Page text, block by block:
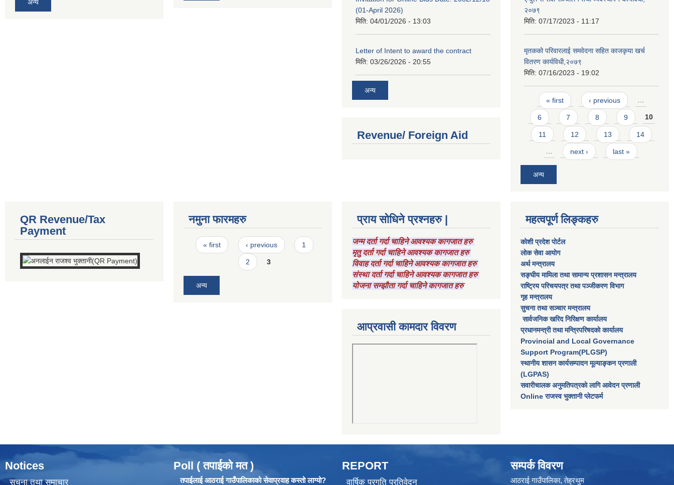
अन्य
(01-April 2026)
मिति: 04/01/2026 - 13:03
Letter of Intent to award the contract
मिति: 03/26/2026 - 20:55
अन्य
Revenue/ Foreign Aid
२०७९
मिति: 07/17/2023 - 11:17
मृतकको परिवारलाई समवेदना सहित काजकृया खर्च
वितरण कार्यविधी,२०७९
मिति: 07/16/2023 - 19:02
Pages
« first ‹ previous …
6 7 8 9 10
11 12 13 14
… next › last »
अन्य
QR Revenue/Tax
Payment
नमुना फारमहरु
Pages
« first ‹ previous 1
2 3
अन्य
प्राय सोधिने प्रश्नहरु |
जन्म दर्ता गर्दा चाहिने आवश्यक कागजात हरु
मृतु दर्ता गर्दा चाहिने आवश्यक कागजात हरु
विवाह दर्ता गर्दा चाहिने आवश्यक कागजात हरु
संस्था दर्ता गर्दा चाहिने आवश्यक कागजात हरु
योजना सम्झौता गर्दा चाहिने कागजात हरु
आप्रवासी कामदार विवरण
महत्वपूर्ण लिङ्कहरु
कोशी प्रदेश पोर्टल
लाेक सेवा आयाेग
अर्थ मन्त्रालय
सङ्घीय मामिला तथा सामान्य प्रशासन मन्त्रालय
राष्‍ट्रिय परिचयपत्र तथा पञ्‍जीकरण विभाग
गृह मन्त्रालय
सुचना तथा सञ्चार मन्त्रालय
सार्वजनिक खरिद निरिक्षण कार्यालय
प्रधानमन्त्री तथा मन्त्रिपरिषदकाे कार्यालय
Provincial and Local Governance
Support Program(PLGSP)
स्थानीय शासन कार्यसम्पादन मूल्याङ्कन प्रणाली
(LGPAS)
सवारीचालक अनुमतिपत्रको लागि आवेदन प्रणाली
Online राजस्व भुक्तानी प्लेटफर्म
Notices
सूचना तथा समाचार
Poll ( तपाईको मत )
तपाईलाई आठराई गाउँपालिकाको सेवाप्रवाह कस्तो लाग्यो?
REPORT
वार्षिक प्रगति प्रतिवेदन
सम्पर्क विवरण
आठराई गाउँपालिका, तेह्रथुम